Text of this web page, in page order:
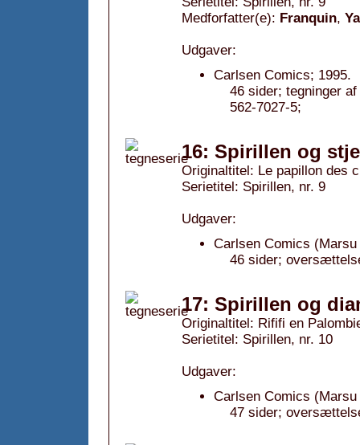
Medforfatter(e): Franquin,
Udgaver:
Carlsen Comics; 1995.
46 sider; tegninger
562-7027-5;
16: Spirillen og
Originaltitel: Le papillon des
Serietitel: Spirillen, nr. 9
Udgaver:
Carlsen Comics
46 sider;
17: Spirillen og
Originaltitel: Rififi en
Serietitel: Spirillen, nr. 10
Udgaver:
Carlsen Comics
47 sider;